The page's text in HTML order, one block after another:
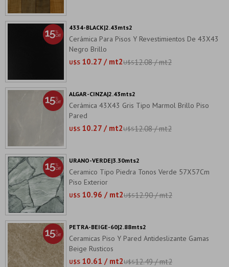
Cerámica Para Pisos Y Revestimientos De 43X43
Negro Brillo
U$S 10.27 / mt2U$S12.08 / mt2
4334-BLACK|2.43mts2
Cerámica 43X43 Gris Tipo Marmol Brillo Piso
Pared
U$S 10.27 / mt2U$S12.08 / mt2
ALGAR-CINZA|2.43mts2
Ceramico Tipo Piedra Tonos Verde 57X57Cm
Piso Exterior
U$S 10.96 / mt2U$S12.90 / mt2
URANO-VERDE|3.30mts2
Ceramicas Piso Y Pared Antideslizante Gamas
Beige Rusticos
U$S 10.61 / mt2U$S12.49 / mt2
PETRA-BEIGE-60|2.88mts2